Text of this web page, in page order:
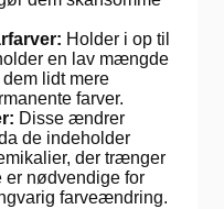
Holder i op til
en lav mængde
lidt mere
farver.
Disse ændrer
de indeholder
der trænger
er nødvendige for
farveændring.